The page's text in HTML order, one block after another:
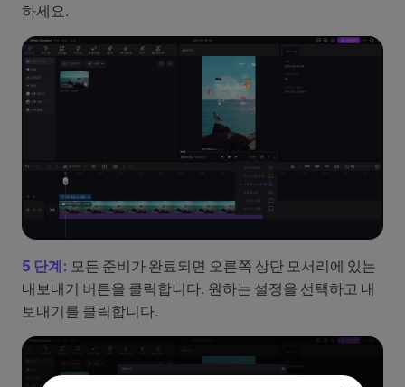
하세요.
5 단계: 모든 준비가 완료되면 오른쪽 상단 모서리에 있는
내보내기 버튼을 클릭합니다. 원하는 설정을 선택하고 내
보내기를 클릭합니다.